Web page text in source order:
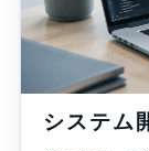
システム